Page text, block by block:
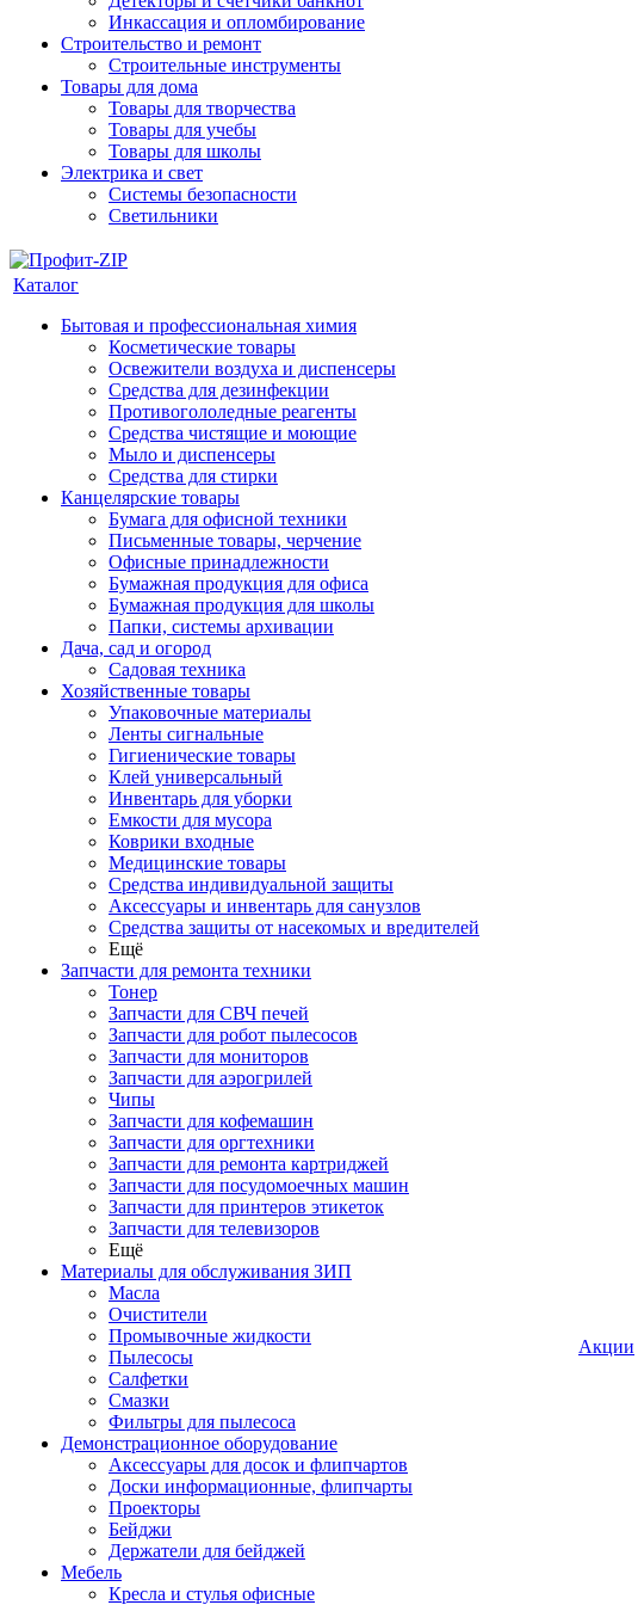
Инкассация и опломбирование
Строительство и ремонт
Строительные инструменты
Товары для дома
Товары для творчества
Товары для учебы
Товары для школы
Электрика и свет
Системы безопасности
Светильники
Каталог
Бытовая и профессиональная химия
Косметические товары
Освежители воздуха и диспенсеры
Средства для дезинфекции
Противогололедные реагенты
Средства чистящие и моющие
Мыло и диспенсеры
Средства для стирки
Канцелярские товары
Бумага для офисной техники
Письменные товары, черчение
Офисные принадлежности
Бумажная продукция для офиса
Бумажная продукция для школы
Папки, системы архивации
Дача, сад и огород
Садовая техника
Хозяйственные товары
Упаковочные материалы
Ленты сигнальные
Гигиенические товары
Клей универсальный
Инвентарь для уборки
Емкости для мусора
Коврики входные
Медицинские товары
Средства индивидуальной защиты
Аксессуары и инвентарь для санузлов
Средства защиты от насекомых и вредителей
Ещё
Запчасти для ремонта техники
Тонер
Запчасти для СВЧ печей
Запчасти для робот пылесосов
Запчасти для мониторов
Запчасти для аэрогрилей
Чипы
Запчасти для кофемашин
Запчасти для оргтехники
Запчасти для ремонта картриджей
Запчасти для посудомоечных машин
Запчасти для принтеров этикеток
Запчасти для телевизоров
Ещё
Материалы для обслуживания ЗИП
Масла
Очистители
Промывочные жидкости
Пылесосы
Салфетки
Смазки
Фильтры для пылесоса
Демонстрационное оборудование
Аксессуары для досок и флипчартов
Доски информационные, флипчарты
Проекторы
Бейджи
Держатели для бейджей
Мебель
Кресла и стулья офисные
Акции